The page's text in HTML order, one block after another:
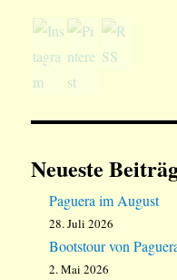
Neueste
Paguera im August
28. Juli 2026
Bootstour von
2. Mai 2026